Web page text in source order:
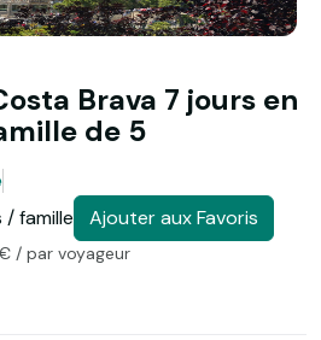
Brava 7 jours en
de 5
/ famille Ajouter aux Favoris
/ par voyageur